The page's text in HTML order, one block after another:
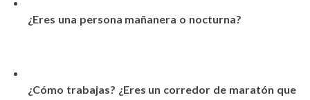
¿Eres una persona mañanera o nocturna?
¿Cómo trabajas? ¿Eres un corredor de maratón que